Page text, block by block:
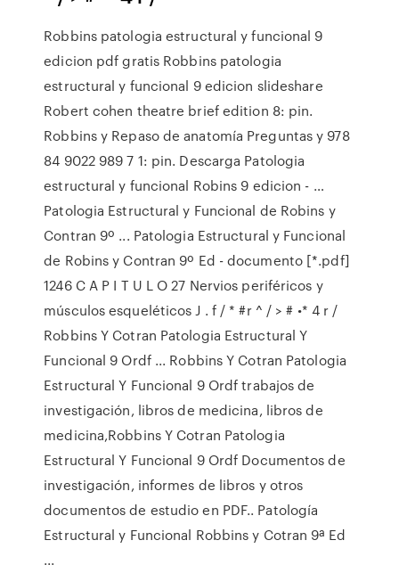
Robbins patologia estructural y funcional 9
edicion pdf gratis Robbins patologia
estructural y funcional 9 edicion slideshare
Robert cohen theatre brief edition 8: pin.
Robbins y Repaso de anatomía Preguntas y 978
84 9022 989 7 1: pin. Descarga Patologia
estructural y funcional Robins 9 edicion - …
Patologia Estructural y Funcional de Robins y
Contran 9º ... Patologia Estructural y Funcional
de Robins y Contran 9º Ed - documento [*.pdf]
1246 C A P I T U L O 27 Nervios periféricos y
músculos esqueléticos J . f / * #r ^ / > # •* 4 r /
Robbins Y Cotran Patologia Estructural Y
Funcional 9 Ordf ... Robbins Y Cotran Patologia
Estructural Y Funcional 9 Ordf trabajos de
investigación, libros de medicina, libros de
medicina,Robbins Y Cotran Patologia
Estructural Y Funcional 9 Ordf Documentos de
investigación, informes de libros y otros
documentos de estudio en PDF.. Patología
Estructural y Funcional Robbins y Cotran 9ª Ed
...